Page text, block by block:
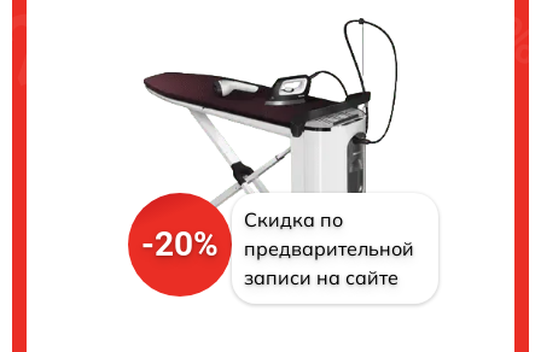
-20%
Скидка по
предварительной
записи на сайте